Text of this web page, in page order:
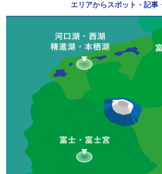
エリアからスポット・記事